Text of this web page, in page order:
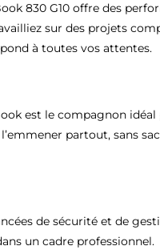
830 G10 offre des
sur des projets
à toutes vos attentes.
est le compagnon idéal
partout, sans
de sécurité et de
un cadre professionnel.